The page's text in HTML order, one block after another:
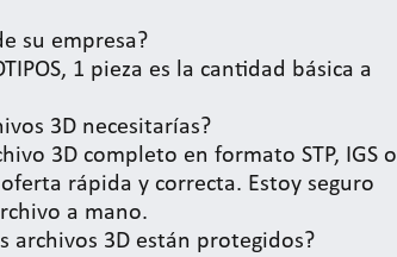
su empresa?
1 pieza es la cantidad básica a
3D necesitarías?
3D completo en formato STP, IGS o
rápida y correcta. Estoy seguro
a mano.
archivos 3D están protegidos?